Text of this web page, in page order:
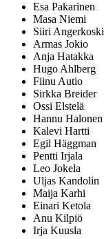
Esa Pakarinen
Masa Niemi
Siiri Angerkoski
Armas Jokio
Anja Hatakka
Hugo Ahlberg
Fiinu Autio
Sirkka Breider
Ossi Elstelä
Hannu Halonen
Kalevi Hartti
Egil Häggman
Pentti Irjala
Leo Jokela
Uljas Kandolin
Maija Karhi
Einari Ketola
Anu Kilpiö
Irja Kuusla